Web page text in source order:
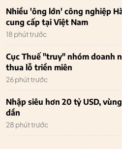
Nhiều 'ông lớn' công nghiệp
cung cấp tại Việt Nam
18 phút trước
Cục Thuế "truy" nhóm doanh
thua lỗ triền miên
26 phút trước
Nhập siêu hơn 20 tỷ USD,
dần
28 phút trước